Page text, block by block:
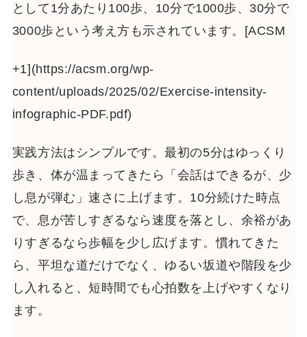
として1分あたり100歩、10分で1000歩、30分で
3000歩という考え方も示されています。[ACSM
+1](https://acsm.org/wp-
content/uploads/2025/02/Exercise-intensity-
infographic-PDF.pdf)
実践方法はシンプルです。最初の5分はゆっくり
歩き、体が温まってきたら「会話はできるが、少
し息が弾む」速さに上げます。10分続けた時点
で、息が苦しすぎるなら速度を落とし、余裕があ
りすぎるなら歩幅を少し広げます。慣れてきた
ら、平坦な道だけでなく、ゆるい坂道や階段を少
し入れると、短時間でも心拍数を上げやすくなり
ます。